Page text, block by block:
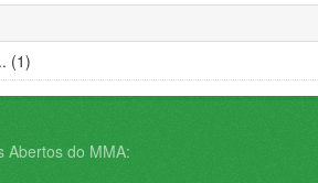
(1)
Abertos do MMA: